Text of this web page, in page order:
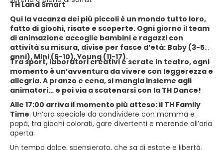
TH Land Smart
Qui la vacanza dei più piccoli è un mondo tutto loro,
fatto di giochi, risate e scoperte. Ogni giorno il team
di animazione accoglie bambini e ragazzi con
attività su misura, divise per fasce d’età: Baby (3-5
anni), Mini (6-10), Young (11-17).
Tra sport, laboratori creativi e serate in teatro, ogni
momento è un’avventura da vivere con leggerezza e
allegria. A pranzo e cena, si mangia insieme agli
animatori… e poi via a scatenarsi con la TH Dance!
Alle 17:00 arriva il momento più atteso: il TH Family
Time. Un’ora speciale da condividere con mamma e
papà, tra giochi colorati, gare divertenti e merende all’aria
aperta.
Un tempo dolce, spensierato, che sa di estate e libertà.